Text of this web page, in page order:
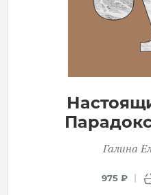
Галина
975 ₽